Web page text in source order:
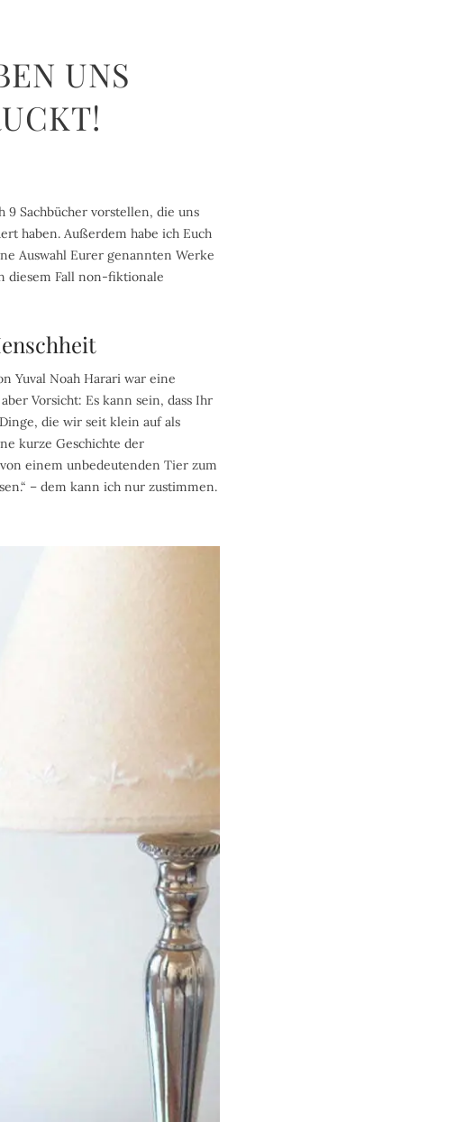
UNS
Sachbücher vorstellen, die uns
haben. Außerdem habe ich Euch
Auswahl Eurer genannten Werke
diesem Fall non-fiktionale
Yuval Noah Harari war eine
Vorsicht: Es kann sein, dass Ihr
die wir seit klein auf als
kurze Geschichte der
einem unbedeutenden Tier zum
– dem kann ich nur zustimmen.